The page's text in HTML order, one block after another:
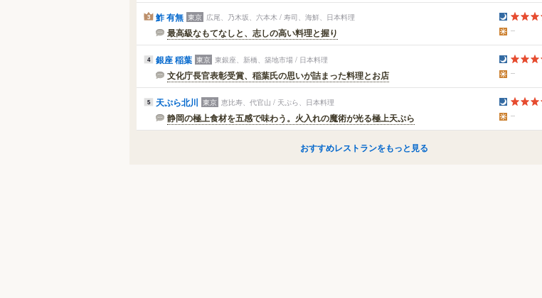
3 鮓 有無 東京 広尾、乃木坂、六本木 / 寿司、海鮮、日本料理
最高級なもてなしと、志しの高い料理と握り
4 銀座 稲葉 東京 東銀座、新橋、築地市場 / 日本料理
文化庁長官表彰受賞、稲葉氏の思いが詰まった料理とお店
5 天ぷら北川 東京 恵比寿、代官山 / 天ぷら、日本料理
静岡の極上食材を五感で味わう。火入れの魔術が光る極上天ぷら
おすすめレストランをもっと見る